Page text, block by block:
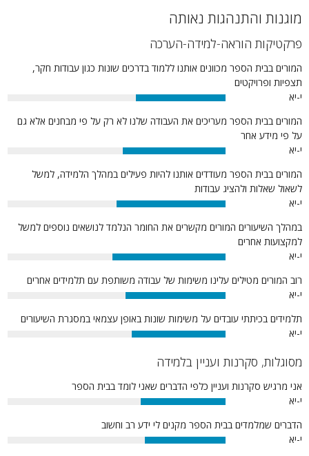
מוגנות והתנהגות נאותה
פרקטיקות הוראה-למידה-הערכה
המורים בבית הספר מכוונים אותנו ללמוד בדרכים שונות כגון עבודות חקר,
תצפיות ופרויקטים
י-יא
41%
המורים בבית הספר מעריכים את העבודה שלנו לא רק על פי מבחנים אלא גם
על פי מידע אחר
י-יא
47%
המורים בבית הספר מעודדים אותנו להיות פעילים במהלך הלמידה, למשל
לשאול שאלות ולהציג עבודות
י-יא
50%
במהלך השיעורים המורים מקשרים את החומר הנלמד לנושאים נוספים למשל
למקצועות אחרים
י-יא
52%
רוב המורים מטילים עלינו משימות של עבודה משותפת עם תלמידים אחרים
י-יא
46%
תלמידים בכיתתי עובדים על משימות שונות באופן עצמאי במסגרת השיעורים
י-יא
43%
מסוגלות, סקרנות ועניין בלמידה
אני מרגיש סקרנות ועניין כלפי הדברים שאני לומד בבית הספר
י-יא
39%
הדברים שמלמדים בבית הספר מקנים לי ידע רב וחשוב
י-יא
37%